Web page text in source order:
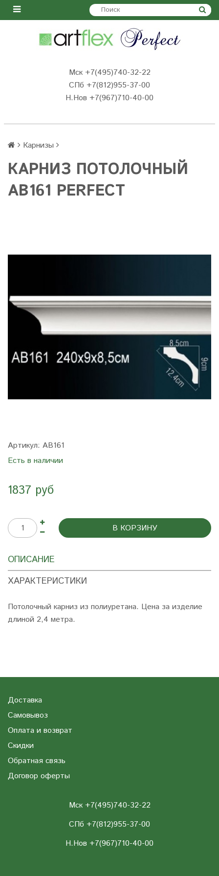
Мск +7(495)740-32-22
СПб +7(812)955-37-00
Н.Нов +7(967)710-40-00
Карнизы
КАРНИЗ ПОТОЛОЧНЫЙ
AB161 PERFECT
Артикул: AB161
Есть в наличии
1837 руб
В КОРЗИНУ
ОПИСАНИЕ
ХАРАКТЕРИСТИКИ
Потолочный карниз из полиуретана. Цена за изделие
длиной 2,4 метра.
Доставка
Самовывоз
Оплата и возврат
Скидки
Обратная связь
Договор оферты
Мск +7(495)740-32-22
СПб +7(812)955-37-00
Н.Нов +7(967)710-40-00